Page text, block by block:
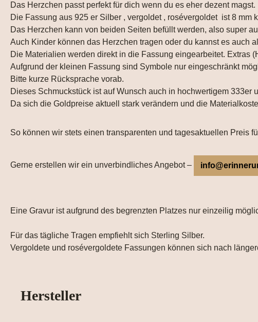
Das Herzchen passt perfekt für dich wenn du es eher dezent magst.
Die Fassung aus 925 er Silber , vergoldet , rosévergoldet ist 8 mm
Das Herzchen kann von beiden Seiten befüllt werden, also super
Auch Kinder können das Herzchen tragen oder du kannst es auch
Die Materialien werden direkt in die Fassung eingearbeitet. Extras
Aufgrund der kleinen Fassung sind Symbole nur eingeschränkt
Bitte kurze Rücksprache vorab.
Dieses Schmuckstück ist auf Wunsch auch in hochwertigem 333er
Da sich die Goldpreise aktuell stark verändern und die
So können wir stets einen transparenten und tagesaktuellen Preis
Gerne erstellen wir ein unverbindliches Angebot –
Eine Gravur ist aufgrund des begrenzten Platzes nur einzeilig
Für das tägliche Tragen empfiehlt sich Sterling Silber.
Vergoldete und rosévergoldete Fassungen können sich nach
Hersteller